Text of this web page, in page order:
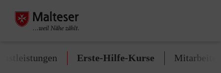
Erste-Hilfe-Kurse Mitarbeiten